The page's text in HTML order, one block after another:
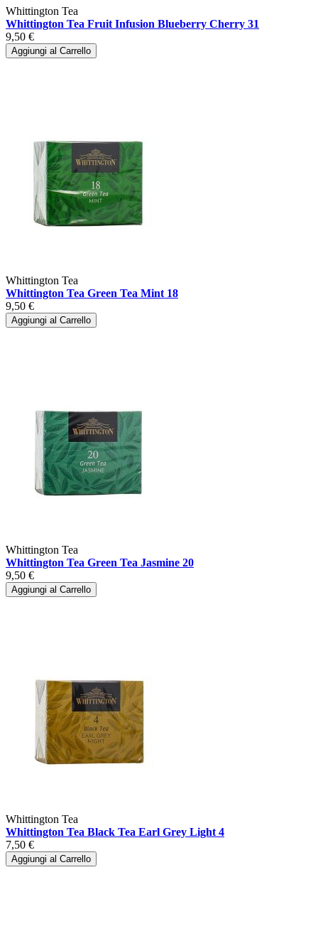
Whittington Tea
Whittington Tea Fruit Infusion Blueberry Cherry 31
9,50 €
Aggiungi al Carrello
Whittington Tea
Whittington Tea Green Tea Mint 18
9,50 €
Aggiungi al Carrello
Whittington Tea
Whittington Tea Green Tea Jasmine 20
9,50 €
Aggiungi al Carrello
Whittington Tea
Whittington Tea Black Tea Earl Grey Light 4
7,50 €
Aggiungi al Carrello